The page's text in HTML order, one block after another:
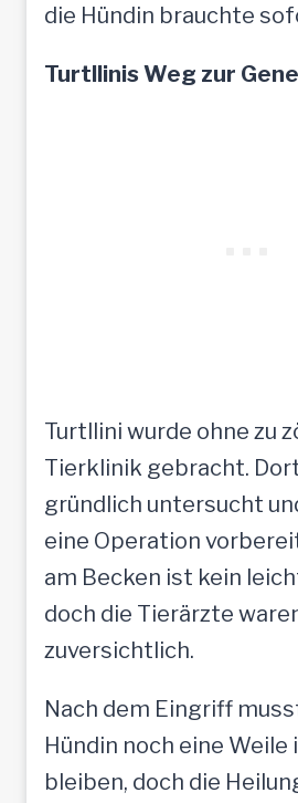
die Hündin brauchte
Turtllinis Weg zur
Turtllini wurde ohne zu
Tierklinik gebracht.
gründlich untersucht
eine Operation
am Becken ist kein
doch die Tierärzte
zuversichtlich.
Nach dem Eingriff
Hündin noch eine Weile
bleiben, doch die